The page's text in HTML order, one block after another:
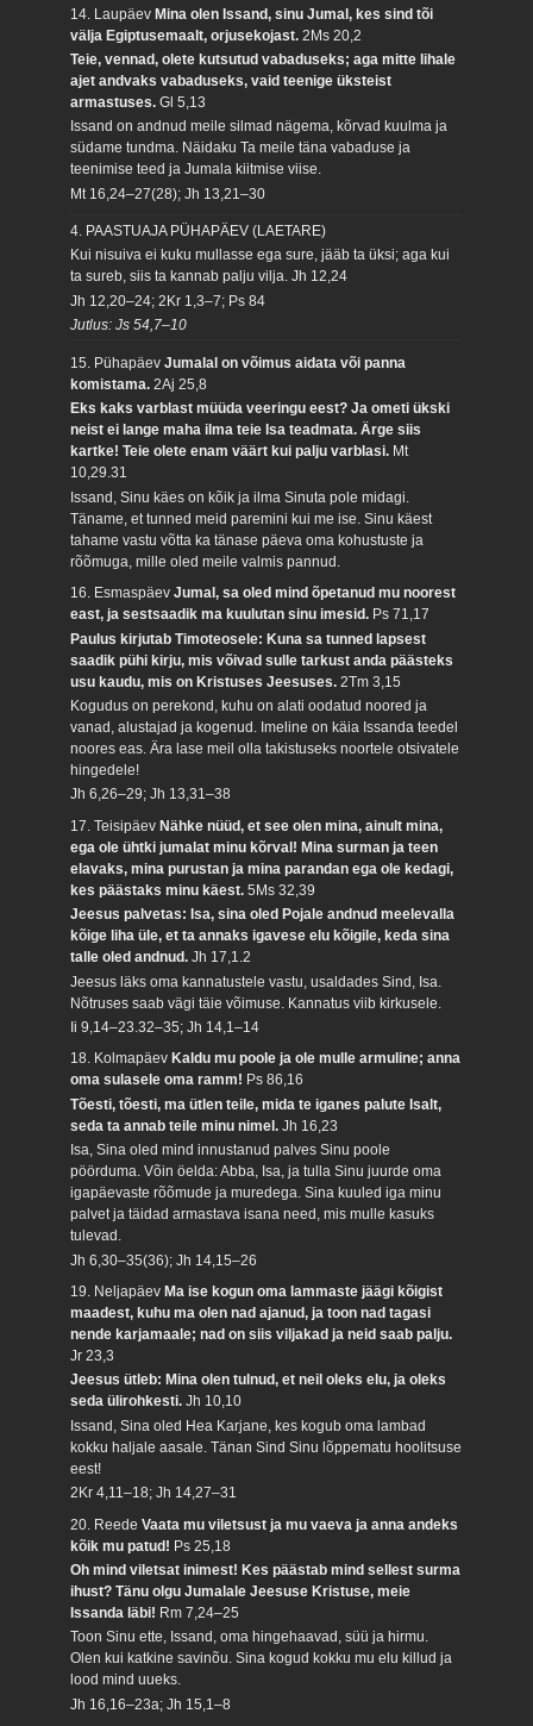
14. LaupäevMina olen Issand, sinu Jumal, kes sind tõi
välja Egiptusemaalt, orjusekojast.2Ms 20,2
Teie, vennad, olete kutsutud vabaduseks; aga mitte lihale
ajet andvaks vabaduseks, vaid teenige üksteist
armastuses.Gl 5,13
Issand on andnud meile silmad nägema, kõrvad kuulma ja
südame tundma. Näidaku Ta meile täna vabaduse ja
teenimise teed ja Jumala kiitmise viise.
Mt 16,24–27(28); Jh 13,21–30
4. PAASTUAJA PÜHAPÄEV (LAETARE)
Kui nisuiva ei kuku mullasse ega sure, jääb ta üksi; aga kui
ta sureb, siis ta kannab palju vilja.Jh 12,24
Jh 12,20–24; 2Kr 1,3–7; Ps 84
Jutlus: Js 54,7–10
15. PühapäevJumalal on võimus aidata või panna
komistama.2Aj 25,8
Eks kaks varblast müüda veeringu eest? Ja ometi ükski
neist ei lange maha ilma teie Isa teadmata. Ärge siis
kartke! Teie olete enam väärt kui palju varblasi. Mt
10,29.31
Issand, Sinu käes on kõik ja ilma Sinuta pole midagi.
Täname, et tunned meid paremini kui me ise. Sinu käest
tahame vastu võtta ka tänase päeva oma kohustuste ja
rõõmuga, mille oled meile valmis pannud.
16. EsmaspäevJumal, sa oled mind õpetanud mu noorest
east, ja sestsaadik ma kuulutan sinu imesid. Ps 71,17
Paulus kirjutab Timoteosele: Kuna sa tunned lapsest
saadik pühi kirju, mis võivad sulle tarkust anda päästeks
usu kaudu, mis on Kristuses Jeesuses.2Tm 3,15
Kogudus on perekond, kuhu on alati oodatud noored ja
vanad, alustajad ja kogenud. Imeline on käia Issanda teedel
noores eas. Ära lase meil olla takistuseks noortele otsivatele
hingedele!
Jh 6,26–29; Jh 13,31–38
17. TeisipäevNähke nüüd, et see olen mina, ainult mina,
ega ole ühtki jumalat minu kõrval! Mina surman ja teen
elavaks, mina purustan ja mina parandan ega ole kedagi,
kes päästaks minu käest.5Ms 32,39
Jeesus palvetas: Isa, sina oled Pojale andnud meelevalla
kõige liha üle, et ta annaks igavese elu kõigile, keda sina
talle oled andnud.Jh 17,1.2
Jeesus läks oma kannatustele vastu, usaldades Sind, Isa.
Nõtruses saab vägi täie võimuse. Kannatus viib kirkusele.
Ii 9,14–23.32–35; Jh 14,1–14
18. Kolmapäev Kaldu mu poole ja ole mulle armuline; anna
oma sulasele oma ramm! Ps 86,16
Tõesti, tõesti, ma ütlen teile, mida te iganes palute Isalt,
seda ta annab teile minu nimel.Jh 16,23
Isa, Sina oled mind innustanud palves Sinu poole
pöörduma. Võin öelda: Abba, Isa, ja tulla Sinu juurde oma
igapäevaste rõõmude ja muredega. Sina kuuled iga minu
palvet ja täidad armastava isana need, mis mulle kasuks
tulevad.
Jh 6,30–35(36); Jh 14,15–26
19. Neljapäev Ma ise kogun oma lammaste jäägi kõigist
maadest, kuhu ma olen nad ajanud, ja toon nad tagasi
nende karjamaale; nad on siis viljakad ja neid saab palju.
Jr 23,3
Jeesus ütleb: Mina olen tulnud, et neil oleks elu, ja oleks
seda ülirohkesti.Jh 10,10
Issand, Sina oled Hea Karjane, kes kogub oma lambad
kokku haljale aasale. Tänan Sind Sinu lõppematu hoolitsuse
eest!
2Kr 4,11–18; Jh 14,27–31
20. ReedeVaata mu viletsust ja mu vaeva ja anna andeks
kõik mu patud! Ps 25,18
Oh mind viletsat inimest! Kes päästab mind sellest surma
ihust? Tänu olgu Jumalale Jeesuse Kristuse, meie
Issanda läbi! Rm 7,24–25
Toon Sinu ette, Issand, oma hingehaavad, süü ja hirmu.
Olen kui katkine savinõu. Sina kogud kokku mu elu killud ja
lood mind uueks.
Jh 16,16–23a; Jh 15,1–8